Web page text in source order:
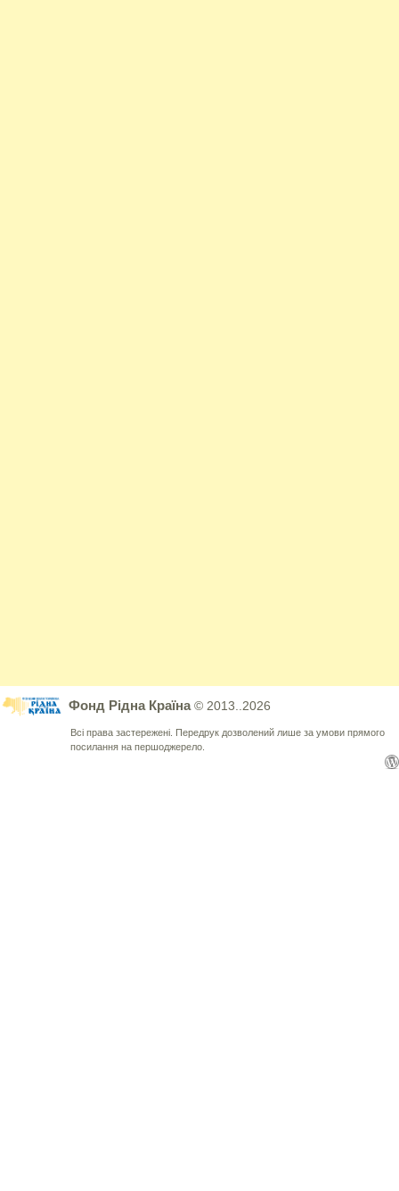
Фонд Рідна Країна© 2013..2026
Всі права застережені. Передрук дозволений лише за умови прямого
посилання на першоджерело.